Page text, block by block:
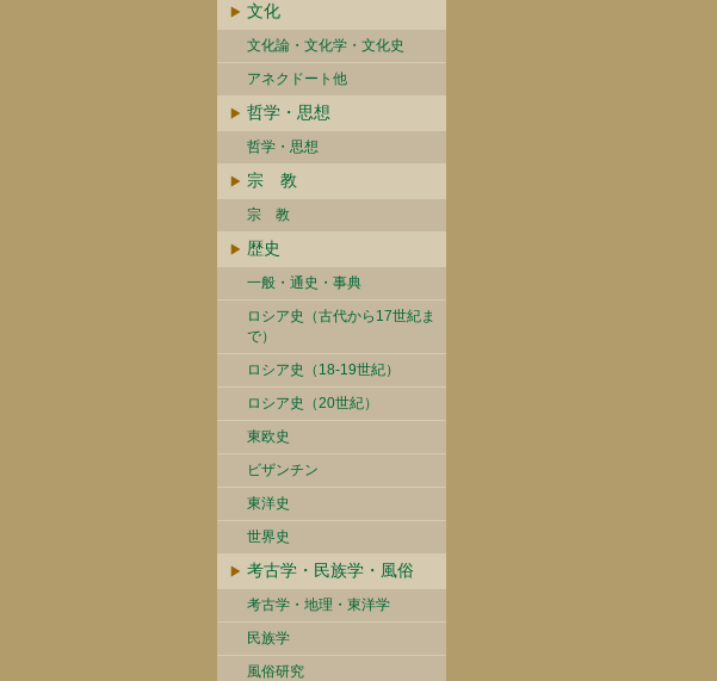
文化
文化論・文化学・文化史
アネクドート他
哲学・思想
哲学・思想
宗 教
宗 教
歴史
一般・通史・事典
ロシア史（古代から17世紀ま
で）
ロシア史（18-19世紀）
ロシア史（20世紀）
東欧史
ビザンチン
東洋史
世界史
考古学・民族学・風俗
考古学・地理・東洋学
民族学
風俗研究